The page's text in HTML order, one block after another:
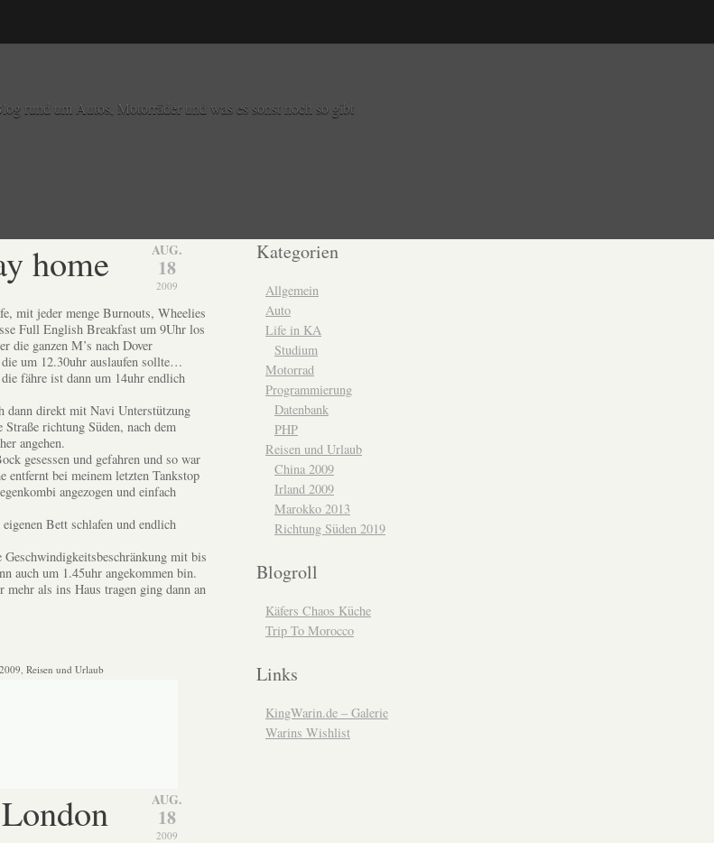
rund um Autos, Motorräder und was es sonst noch so gibt
AUG.
18
2009
home
mit jeder menge Burnouts, Wheelies
Full English Breakfast um 9Uhr los
die ganzen M’s nach Dover
die um 12.30uhr auslaufen sollte…
fähre ist dann um 14uhr endlich
dann direkt mit Navi Unterstützung
richtung Süden, nach dem
angehen.
gesessen und gefahren und so war
entfernt bei meinem letzten Tankstop
angezogen und einfach
Bett schlafen und endlich
mit bis
auch um 1.45uhr angekommen bin.
als ins Haus tragen ging dann an
, Reisen und Urlaub
AUG.
18
2009
Kategorien
Allgemein
Auto
Life in KA
Studium
Motorrad
Programmierung
Datenbank
PHP
Reisen und Urlaub
China 2009
Irland 2009
Marokko 2013
Richtung Süden 2019
Blogroll
Käfers Chaos Küche
Trip To Morocco
Links
KingWarin.de – Galerie
Warins Wishlist